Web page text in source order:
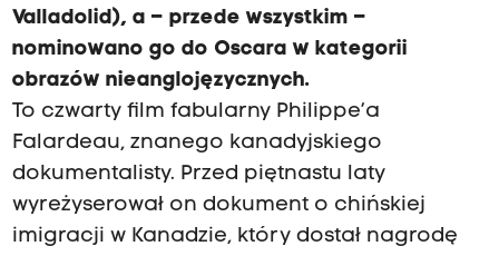
Valladolid), a – przede wszystkim –
nominowano go do Oscara w kategorii
obrazów nieanglojęzycznych.
To czwarty film fabularny Philippe’a
Falardeau, znanego kanadyjskiego
dokumentalisty. Przed piętnastu laty
wyreżyserował on dokument o chińskiej
imigracji w Kanadzie, który dostał nagrodę